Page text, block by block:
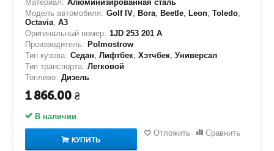
Материал: Алюминизированная сталь
Модель автомобиля: Golf IV, Bora, Beetle, Leon, Toledo,
Octavia, A3
Оригинальный номер: 1JD 253 201 A
Производитель: Polmostrow
Тип кузова: Седан, Лифтбек, Хэтчбек, Универсал
Тип транспорта: Легковой
Топливо: Дизель
1 866.00 ₴
В наличии
КУПИТЬ
Отложить Сравнить